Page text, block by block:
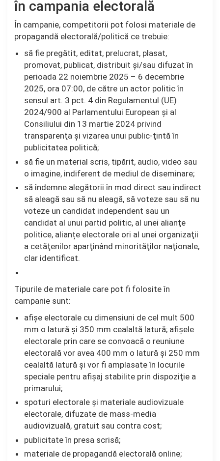
în campania electorală
În campanie, competitorii pot folosi materiale de
propagandă electorală/politică ce trebuie:
să fie pregătit, editat, prelucrat, plasat,
promovat, publicat, distribuit şi/sau difuzat în
perioada 22 noiembrie 2025 – 6 decembrie
2025, ora 07:00, de către un actor politic în
sensul art. 3 pct. 4 din Regulamentul (UE)
2024/900 al Parlamentului European şi al
Consiliului din 13 martie 2024 privind
transparenţa şi vizarea unui public-ţintă în
publicitatea politică;
să fie un material scris, tipărit, audio, video sau
o imagine, indiferent de mediul de diseminare;
să îndemne alegătorii în mod direct sau indirect
să aleagă sau să nu aleagă, să voteze sau să nu
voteze un candidat independent sau un
candidat al unui partid politic, al unei alianţe
politice, alianțe electorale ori al unei organizaţii
a cetăţenilor aparţinând minorităţilor naţionale,
clar identificat.
Tipurile de materiale care pot fi folosite în
campanie sunt:
afişe electorale cu dimensiuni de cel mult 500
mm o latură şi 350 mm cealaltă latură; afişele
electorale prin care se convoacă o reuniune
electorală vor avea 400 mm o latură şi 250 mm
cealaltă latură şi vor fi amplasate în locurile
speciale pentru afişaj stabilite prin dispoziţie a
primarului;
spoturi electorale şi materiale audiovizuale
electorale, difuzate de mass-media
audiovizuală, gratuit sau contra cost;
publicitate în presa scrisă;
materiale de propagandă electorală online;